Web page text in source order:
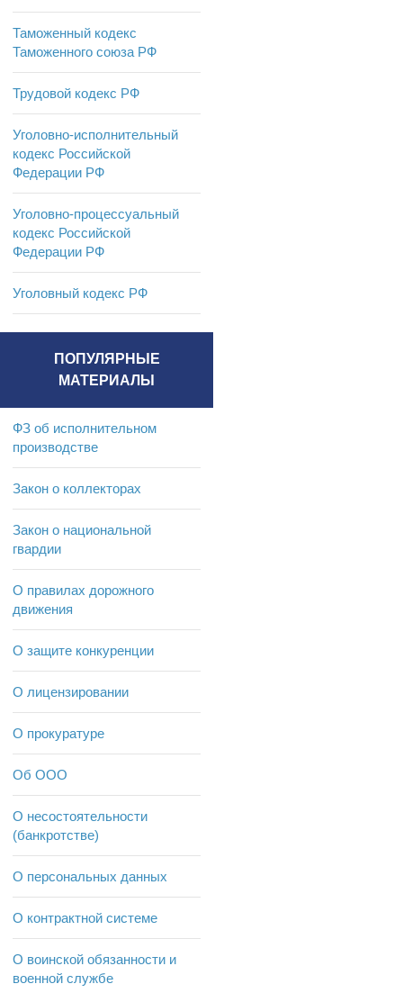
Таможенный кодекс
Таможенного союза РФ
Трудовой кодекс РФ
Уголовно-исполнительный
кодекс Российской
Федерации РФ
Уголовно-процессуальный
кодекс Российской
Федерации РФ
Уголовный кодекс РФ
ПОПУЛЯРНЫЕ
МАТЕРИАЛЫ
ФЗ об исполнительном
производстве
Закон о коллекторах
Закон о национальной
гвардии
О правилах дорожного
движения
О защите конкуренции
О лицензировании
О прокуратуре
Об ООО
О несостоятельности
(банкротстве)
О персональных данных
О контрактной системе
О воинской обязанности и
военной службе